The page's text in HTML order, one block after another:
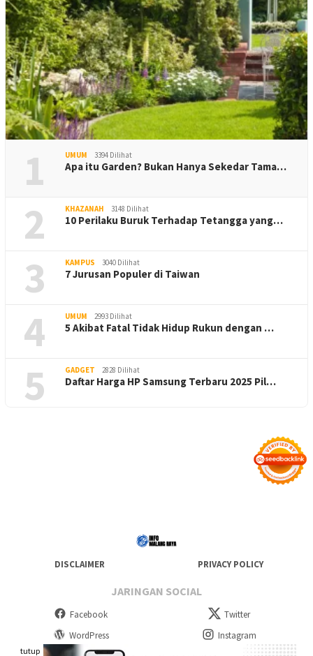
1 UMUM 3394 Dilihat
Apa itu Garden? Bukan Hanya Sekedar Tama…
2 KHAZANAH 3148 Dilihat
10 Perilaku Buruk Terhadap Tetangga yang…
3 KAMPUS 3040 Dilihat
7 Jurusan Populer di Taiwan
4 UMUM 2993 Dilihat
5 Akibat Fatal Tidak Hidup Rukun dengan …
5 GADGET 2828 Dilihat
Daftar Harga HP Samsung Terbaru 2025 Pil…
DISCLAIMER PRIVACY POLICY
JARINGAN SOCIAL
Facebook
Twitter
WordPress
Instagram
tutup